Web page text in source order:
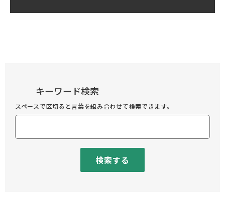
キーワード検索
スペースで区切ると言葉を組み合わせて検索できます。
検索する